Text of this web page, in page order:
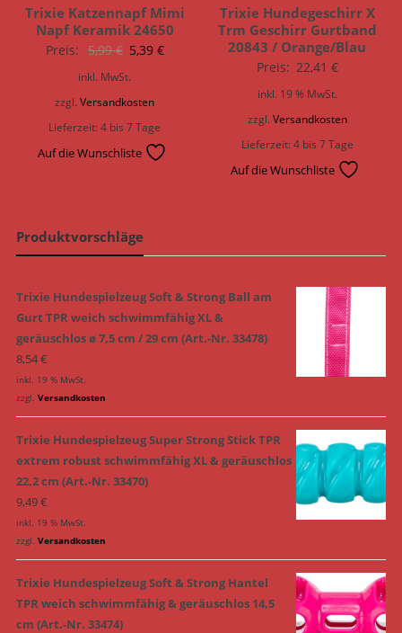
Trixie Katzennapf Mimi
Napf Keramik 24650
Preis: 5,99€ Ursprünglicher
Preis
5,39 €Aktueller
inkl. MwSt.
zzgl.Versandkosten
Lieferzeit:4 bis 7 Tage
Auf die Wunschliste
Trixie Hundegeschirr X
Trm Geschirr Gurtband
20843 / Orange/Blau
Preis: 22,41 €
inkl. 19 % MwSt.
zzgl. Versandkosten
Lieferzeit:4 bis 7 Tage
Auf die Wunschliste
Produktvorschläge
Trixie Hundespielzeug Soft & Strong Ball am
Gurt TPR weich schwimmfähig XL &
geräuschlos ø 7,5 cm / 29 cm (Art.-Nr. 33478)
8,54€
inkl. 19 % MwSt.
zzgl. Versandkosten
Trixie Hundespielzeug Super Strong Stick TPR
extrem robust schwimmfähig XL & geräuschlos
22,2 cm (Art.-Nr. 33470)
9,49€
inkl. 19 % MwSt.
zzgl. Versandkosten
Trixie Hundespielzeug Soft & Strong Hantel
TPR weich schwimmfähig & geräuschlos 14,5
cm (Art.-Nr. 33474)